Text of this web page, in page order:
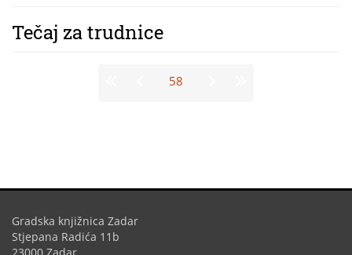
Tečaj za trudnice
58
Gradska knjižnica Zadar
Stjepana Radića 11b